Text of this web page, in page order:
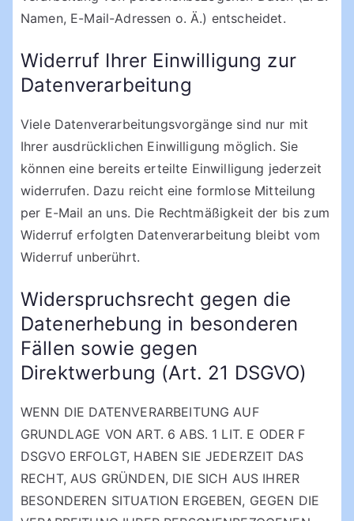
Namen, E-Mail-Adressen o. Ä.) entscheidet.
Widerruf Ihrer Einwilligung zur
Datenverarbeitung
Viele Datenverarbeitungsvorgänge sind nur mit
Ihrer ausdrücklichen Einwilligung möglich. Sie
können eine bereits erteilte Einwilligung jederzeit
widerrufen. Dazu reicht eine formlose Mitteilung
per E-Mail an uns. Die Rechtmäßigkeit der bis zum
Widerruf erfolgten Datenverarbeitung bleibt vom
Widerruf unberührt.
Widerspruchsrecht gegen die
Datenerhebung in besonderen
Fällen sowie gegen
Direktwerbung (Art. 21 DSGVO)
WENN DIE DATENVERARBEITUNG AUF
GRUNDLAGE VON ART. 6 ABS. 1 LIT. E ODER F
DSGVO ERFOLGT, HABEN SIE JEDERZEIT DAS
RECHT, AUS GRÜNDEN, DIE SICH AUS IHRER
BESONDEREN SITUATION ERGEBEN, GEGEN DIE